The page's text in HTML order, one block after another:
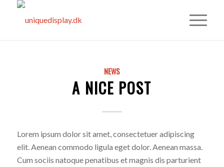
NEWS
A NICE POST
Lorem ipsum dolor sit amet, consectetuer adipiscing
elit. Aenean commodo ligula eget dolor. Aenean massa.
Cum sociis natoque penatibus et magnis dis parturient